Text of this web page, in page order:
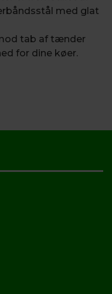
med glat
tab af tænder
for dine køer.